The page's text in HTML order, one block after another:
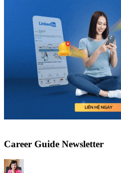
Career Guide Newsletter